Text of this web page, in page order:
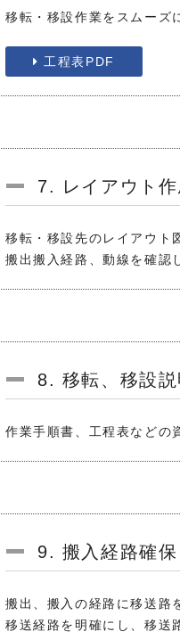
移転・移設作業をスムーズ
工程表PDF
7. レイアウト
移転・移設先のレイアウト
搬出搬入経路、動線を確認
8. 移転、移設
作業手順書、工程表などの
9. 搬入経路確
搬出、搬入の経路に移送路
移送経路を明確にし、移送